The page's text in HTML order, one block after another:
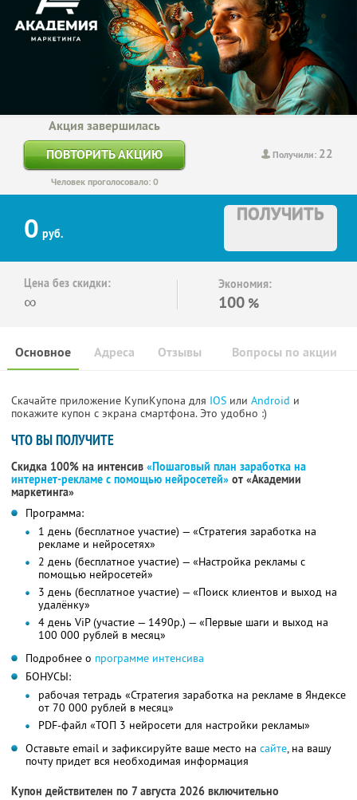
Получили: 22
Акция завершилась
ПОВТОРИТЬ АКЦИЮ
Человек проголосовало: 0
0 руб.
ПОЛУЧИТЬ
Цена без скидки:
∞
Экономия:
100 %
Основное Отзывы Вопросы по акции
Адреса
Скачайте приложение КупиКупона для IOS или Android и
покажите купон с экрана смартфона. Это удобно :)
ЧТО ВЫ ПОЛУЧИТЕ
Скидка 100% на интенсив «Пошаговый план заработка на
интернет-рекламе с помощью нейросетей» от «Академии
маркетинга»
Программа:
1 день (бесплатное участие) — «Стратегия заработка на
рекламе и нейросетях»
2 день (бесплатное участие) — «Настройка рекламы с
помощью нейросетей»
3 день (бесплатное участие) — «Поиск клиентов и выход на
удалёнку»
4 день ViP (участие — 1490р.) — «Первые шаги и выход на
100 000 рублей в месяц»
Подробнее о программе интенсива
БОНУСЫ:
рабочая тетрадь «Стратегия заработка на рекламе в Яндексе
от 70 000 рублей в месяц»
PDF-файл «ТОП 3 нейросети для настройки рекламы»
Оставьте email и зафиксируйте ваше место на сайте, на вашу
почту придет вся необходимая информация
Купон действителен по 7 августа 2026 включительно